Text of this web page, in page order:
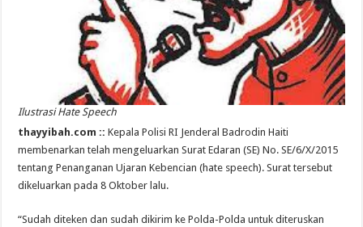
Ilustrasi Hate Speech
thayyibah.com ::Kepala Polisi RI Jenderal Badrodin Haiti
membenarkan telah mengeluarkan Surat Edaran (SE) No. SE/6/X/2015
tentang Penanganan Ujaran Kebencian (hate speech). Surat tersebut
dikeluarkan pada 8 Oktober lalu.
“Sudah diteken dan sudah dikirim ke Polda-Polda untuk diteruskan